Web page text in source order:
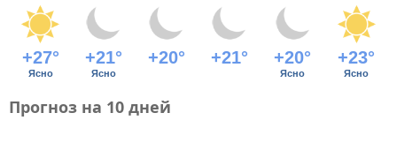
+27° +21° +20° +21° +20° +23°
Ясно Ясно Ясно Ясно
Прогноз на 10 дней